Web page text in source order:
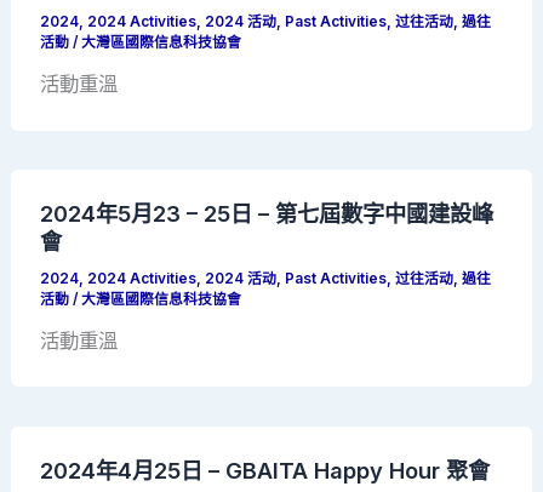
2024, 2024 Activities, 2024 活动, Past Activities,过往活动,過往
活動 /大灣區國際信息科技協會
活動重溫
2024年5月23 – 25日 – 第七屆數字中國建設峰
會
2024, 2024 Activities, 2024 活动, Past Activities,过往活动,過往
活動 /大灣區國際信息科技協會
活動重溫
2024年4月25日 – GBAITA Happy Hour 聚會